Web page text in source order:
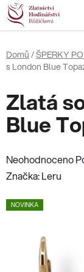
Přejít
na
obsah
Domů /ŠPERKY
s London Blue
Zlatá
Blue
Průměrné
hodnocení
je
Neohodnoceno
Značka:Leru
NOVINKA